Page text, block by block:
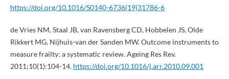
https://doi.org/10.1016/S0140-6736(19)31786-6
de Vries NM, Staal JB, van Ravensberg CD, Hobbelen JS, Olde
Rikkert MG, Nijhuis-van der Sanden MW. Outcome instruments to
measure frailty: a systematic review. Ageing Res Rev.
2011;10(1):104-14. https://doi.org/10.1016/j.arr.2010.09.001